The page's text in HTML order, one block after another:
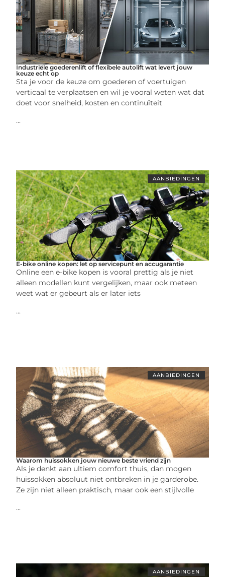
Industriële goederenlift of flexibele autolift wat levert jouw
keuze echt op
Sta je voor de keuze om goederen of voertuigen
verticaal te verplaatsen en wil je vooral weten wat dat
doet voor snelheid, kosten en continuïteit
...
AANBIEDINGEN
E-bike online kopen: let op servicepunt en accugarantie
Online een e-bike kopen is vooral prettig als je niet
alleen modellen kunt vergelijken, maar ook meteen
weet wat er gebeurt als er later iets
...
AANBIEDINGEN
Waarom huissokken jouw nieuwe beste vriend zijn
Als je denkt aan ultiem comfort thuis, dan mogen
huissokken absoluut niet ontbreken in je garderobe.
Ze zijn niet alleen praktisch, maar ook een stijlvolle
...
AANBIEDINGEN